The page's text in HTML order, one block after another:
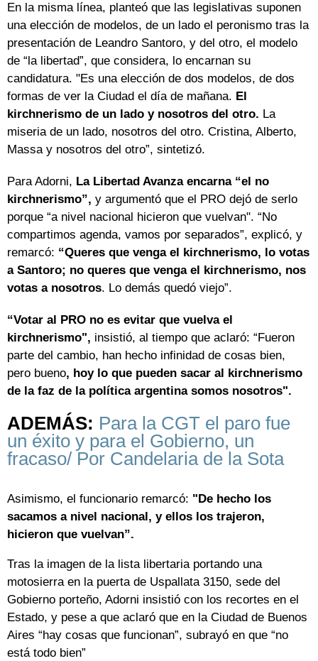
En la misma línea, planteó que las legislativas suponen
una elección de modelos, de un lado el peronismo tras la
presentación de Leandro Santoro, y del otro, el modelo
de “la libertad”, que considera, lo encarnan su
candidatura. "Es una elección de dos modelos, de dos
formas de ver la Ciudad el día de mañana. El
kirchnerismo de un lado y nosotros del otro. La
miseria de un lado, nosotros del otro. Cristina, Alberto,
Massa y nosotros del otro”, sintetizó.
Para Adorni, La Libertad Avanza encarna “el no
kirchnerismo”, y argumentó que el PRO dejó de serlo
porque “a nivel nacional hicieron que vuelvan". “No
compartimos agenda, vamos por separados”, explicó, y
remarcó: “Queres que venga el kirchnerismo, lo votas
a Santoro; no queres que venga el kirchnerismo, nos
votas a nosotros. Lo demás quedó viejo”.
“Votar al PRO no es evitar que vuelva el
kirchnerismo", insistió, al tiempo que aclaró: “Fueron
parte del cambio, han hecho infinidad de cosas bien,
pero bueno, hoy lo que pueden sacar al kirchnerismo
de la faz de la política argentina somos nosotros".
ADEMÁS: Para la CGT el paro fue
un éxito y para el Gobierno, un
fracaso/ Por Candelaria de la Sota
Asimismo, el funcionario remarcó: "De hecho los
sacamos a nivel nacional, y ellos los trajeron,
hicieron que vuelvan”.
Tras la imagen de la lista libertaria portando una
motosierra en la puerta de Uspallata 3150, sede del
Gobierno porteño, Adorni insistió con los recortes en el
Estado, y pese a que aclaró que en la Ciudad de Buenos
Aires “hay cosas que funcionan”, subrayó en que “no
está todo bien”